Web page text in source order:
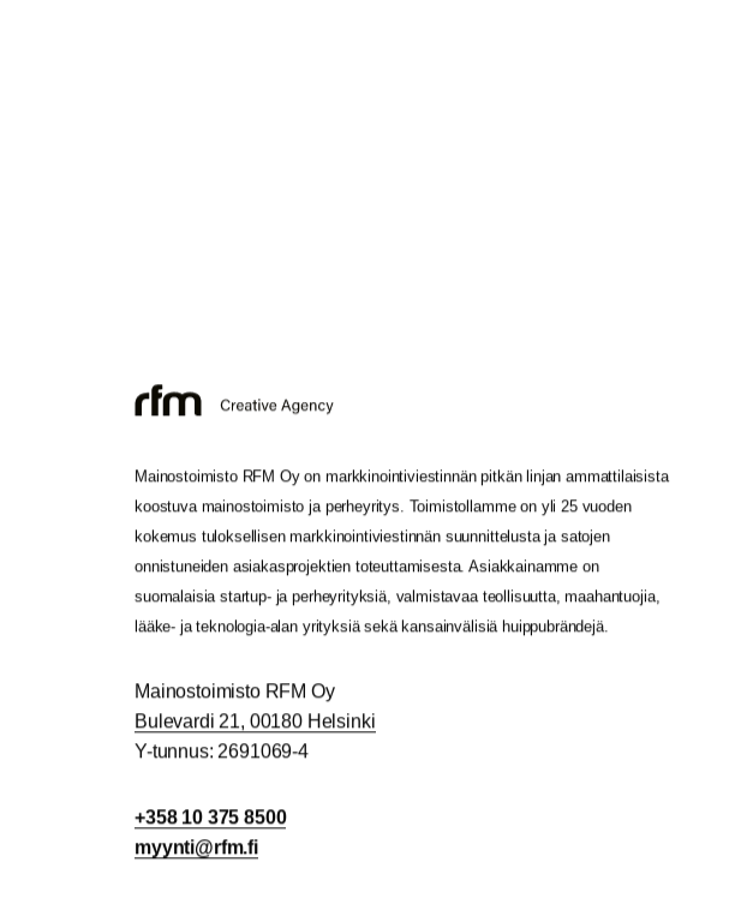
Mainostoimisto RFM Oy on markkinointiviestinnän pitkän linjan ammattilaisista
koostuva mainostoimisto ja perheyritys. Toimistollamme on yli 25 vuoden
kokemus tuloksellisen markkinointiviestinnän suunnittelusta ja satojen
onnistuneiden asiakasprojektien toteuttamisesta. Asiakkainamme on
suomalaisia startup- ja perheyrityksiä, valmistavaa teollisuutta, maahantuojia,
lääke- ja teknologia-alan yrityksiä sekä kansainvälisiä huippubrändejä.
Mainostoimisto RFM Oy
Bulevardi 21, 00180 Helsinki
Y-tunnus: 2691069-4
+358 10 375 8500
if.mf
r@itn
yym